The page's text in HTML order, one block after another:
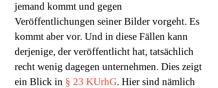
jemand kommt und gegen
Veröffentlichungen seiner Bilder vorgeht. Es
kommt aber vor. Und in diese Fällen kann
derjenige, der veröffentlicht hat, tatsächlich
recht wenig dagegen unternehmen. Dies zeigt
ein Blick in § 23 KUrhG. Hier sind nämlich